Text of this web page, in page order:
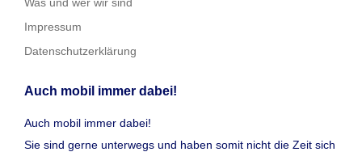
Impressum
Datenschutzerklärung
Auch mobil immer dabei!
Auch mobil immer dabei!
Sie sind gerne unterwegs und haben somit nicht die Zeit sich